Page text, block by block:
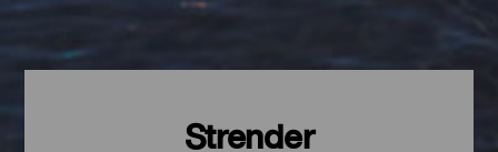
Strender